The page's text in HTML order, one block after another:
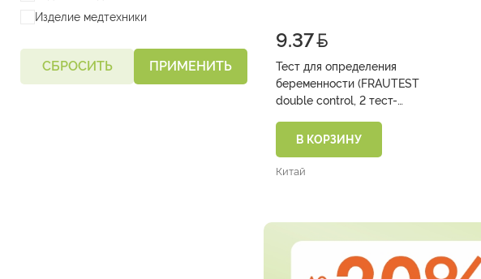
Изделие медтехники
СБРОСИТЬ ПРИМЕНИТЬ
9.37
Тест для определения
беременности (FRAUTEST
double control, 2 тест-
В КОРЗИНУ
Китай